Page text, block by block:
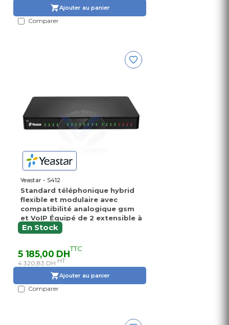
Ajouter au panier
Comparer
Yeastar - S412
Standard téléphonique hybrid
flexible et modulaire avec
compatibilité analogique gsm
et VoIP Équipé de 2 extensible à
4 RTC et 8 Analogique et 8 SIP
Numérique
En Stock
5 185,00 DHTTC
4 320,83 DH HT
Ajouter au panier
Comparer